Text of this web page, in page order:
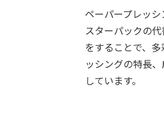
ペーパープレッ
スターパックの
をすることで、
ッシングの特長
しています。